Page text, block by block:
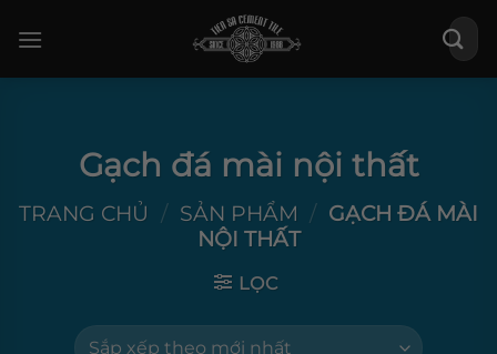
qua
Tìm
kiếm:
Gạch đá mài nội thất
TRANG CHỦ / SẢN PHẨM / GẠCH ĐÁ MÀI
NỘI THẤT
LỌC